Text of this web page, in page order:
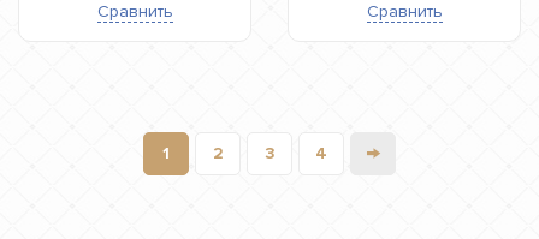
Сравнить Сравнить
1 2 3 4 →